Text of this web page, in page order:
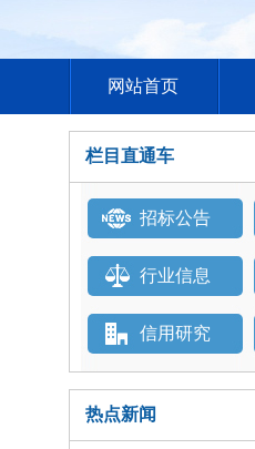
网站首页
栏目直通车
招标公告
行业信息
信用研究
热点新闻